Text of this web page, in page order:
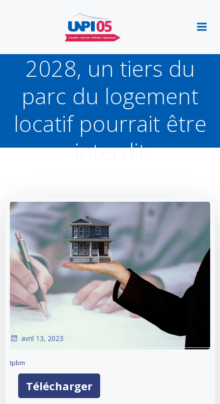
contenu
Hautes-Alpes : d’ici
2028, un tiers du
parc du logement
locatif pourrait être
interdit
avril 13, 2023
tpbm
Télécharger